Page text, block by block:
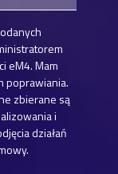
eM4. Mam
poprawiania.
zbierane są
i
działań